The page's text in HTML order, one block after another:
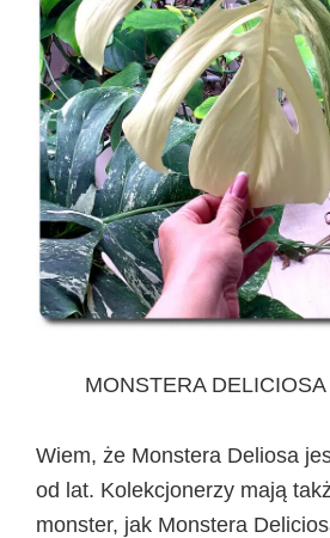
MONSTERA
Wiem, że Monstera Deliosa
od lat. Kolekcjonerzy mają
monster, jak Monstera